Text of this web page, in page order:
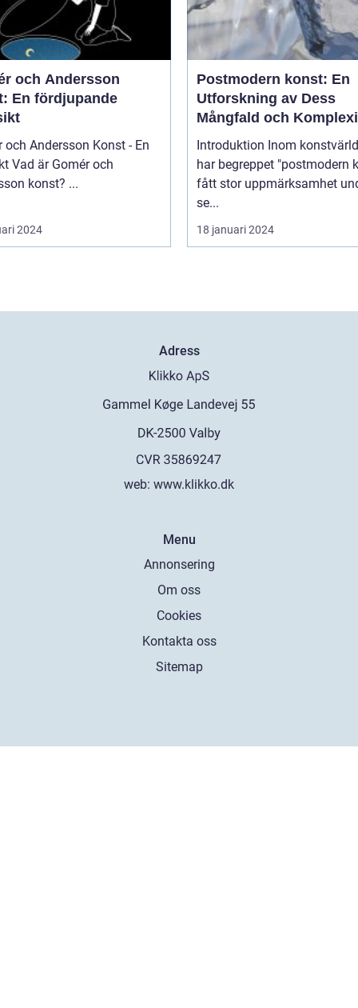
och Andersson
En fördjupande
och Andersson Konst - En
och
Andersson konst? ...
2024
Postmodern konst: En
Utforskning av Dess
Mångfald och
Introduktion Inom konstvärlden
har begreppet "postmodern
fått stor uppmärksamhet
se...
18 januari 2024
Adress
web: www.klikko.dk
Menu
Annonsering
Om oss
Cookies
Kontakta oss
Sitemap